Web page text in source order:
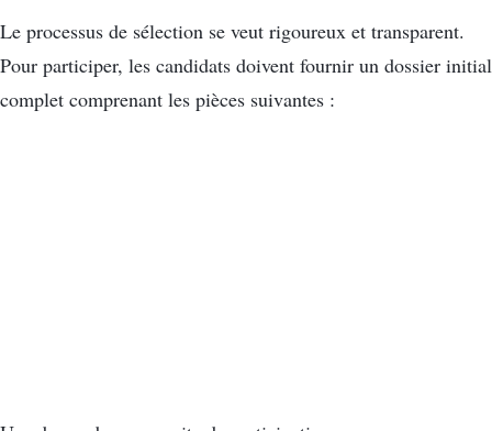
Le processus de sélection se veut rigoureux et transparent.
Pour participer, les candidats doivent fournir un dossier initial
complet comprenant les pièces suivantes :